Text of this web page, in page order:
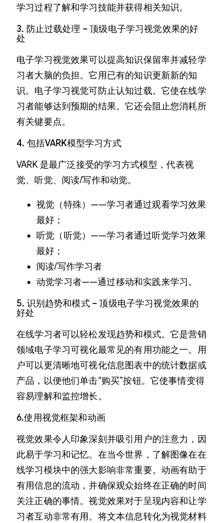
学习过程了解和学习技能并获得相关知识。
3. 防止过载处理 – 顶级电子学习视觉效果的好
处
电子学习视觉效果可以提高知识保留率并减轻学
习者大脑的负担。它用已有的知识更新新的知
识。电子学习视觉可防止认知过载。它使在线学
习者能够达到预期的结果。它还会阻止您消耗所
有关键要点。
4. 包括VARK模型学习方式
VARK 是最广泛接受的学习方式模型，代表视
觉、听觉、阅读/写作和动觉。
视觉（特殊）——学习者通过观看学习效果
最好；
听觉（听觉）——学习者通过听觉学习效果
最好；
阅读/写作学习者
动觉学习者——通过移动和实践来学习。
5. 识别趋势和模式 – 顶级电子学习视觉效果的
好处
在线学习者可以轻松发现趋势和模式。它是营销
领域电子学习可视化最常见的有用功能之一。用
户可以更清晰地可视化信息图表中的统计数据或
产品，以便他们单击“购买”按钮。它使事情变得
容易理解和监控增长。
6.使用视觉框架和动画
视觉效果令人印象深刻并吸引用户的注意力，因
此易于学习和记忆。在当今世界，了解图像在在
线学习模块中的强大影响非常重要。动画有助于
有用信息的流动，并确保观众始终在正确的时间
关注正确的事情。视觉效果对于呈现内容和让学
习者互动非常有用。将文本信息转化为视觉材料